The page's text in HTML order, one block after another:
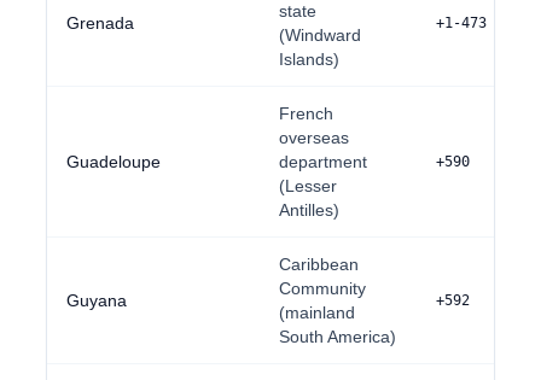
Grenada
state
(Windward
Islands)
+1-473
Guadeloupe
French
overseas
department
(Lesser
Antilles)
+590
Guyana
Caribbean
Community
(mainland
South America)
+592